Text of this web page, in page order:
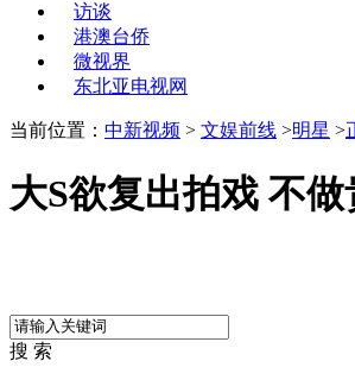
访谈
港澳台侨
微视界
东北亚电视网
当前位置： 中新视频 > 文娱前线 >明星 >
大S欲复出拍戏 不
搜 索